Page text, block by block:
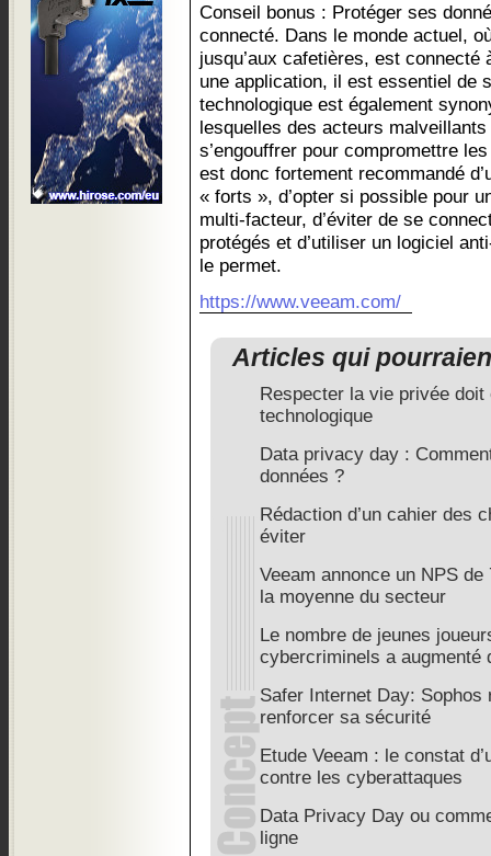
Conseil bonus : Protéger ses
connecté. Dans le monde actuel,
jusqu’aux cafetières, est connecté
une application, il est essentiel de
technologique est également
lesquelles des acteurs
s’engouffrer pour compromettre
est donc fortement recommandé
« forts », d’opter si possible pour
multi-facteur, d’éviter de se
protégés et d’utiliser un logiciel
le permet.
https://www.veeam.com/
Articles qui
Respecter la vie privée
technologique
Data privacy day :
données ?
Rédaction d’un cahier des
éviter
Veeam annonce un NPS
la moyenne du secteur
Le nombre de jeunes
cybercriminels a augmenté
Safer Internet Day:
renforcer sa sécurité
Etude Veeam : le constat
contre les cyberattaques
Data Privacy Day ou
ligne